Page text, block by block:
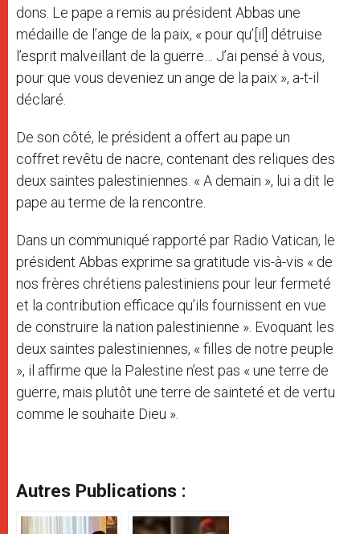
dons. Le pape a remis au président Abbas une
médaille de l’ange de la paix, « pour qu’[il] détruise
l’esprit malveillant de la guerre… J’ai pensé à vous,
pour que vous deveniez un ange de la paix », a-t-il
déclaré.
De son côté, le président a offert au pape un
coffret revêtu de nacre, contenant des reliques des
deux saintes palestiniennes. « A demain », lui a dit le
pape au terme de la rencontre.
Dans un communiqué rapporté par Radio Vatican, le
président Abbas exprime sa gratitude vis-à-vis « de
nos frères chrétiens palestiniens pour leur fermeté
et la contribution efficace qu’ils fournissent en vue
de construire la nation palestinienne ». Evoquant les
deux saintes palestiniennes, « filles de notre peuple
», il affirme que la Palestine n’est pas « une terre de
guerre, mais plutôt une terre de sainteté et de vertu
comme le souhaite Dieu ».
Autres Publications :